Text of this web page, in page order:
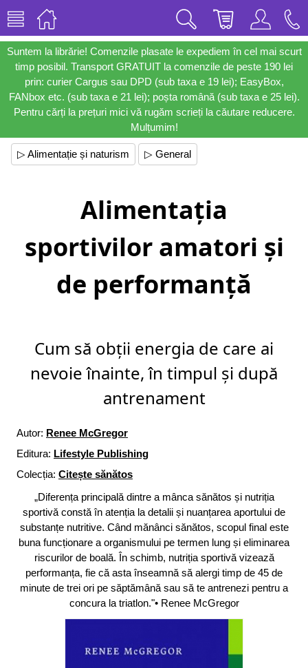
Suntem la librărie! Comenzile plasate le expediem în cel mai scurt
timp posibil. Transport GRATUIT la comenzile de peste 190 lei
prin: curier Cargus sau DPD (sub taxa e 19 lei); EasyBox,
FANbox etc. (sub taxa e 21 lei); poșta română (sub taxa e 25 lei).
Pentru cărți la prețuri mici vă rugăm scrieți la căutare reducere.
Mulțumim!
▷ Alimentație și naturism ▷ General
Alimentația
sportivilor amatori și
de performanță
Cum să obții energia de care ai
nevoie înainte, în timpul și după
antrenament
Autor: Renee McGregor
Editura: Lifestyle Publishing
Colecția: Citește sănătos
„Diferența principală dintre a mânca sănătos și nutriția
sportivă constă în atenția la detalii și nuanțarea aportului de
substanțe nutritive. Când mănânci sănătos, scopul final este
buna funcționare a organismului pe termen lung și eliminarea
riscurilor de boală. În schimb, nutriția sportivă vizează
performanța, fie că asta înseamnă să alergi timp de 45 de
minute de trei ori pe săptămână sau să te antrenezi pentru a
concura la triatlon."• Renee McGregor